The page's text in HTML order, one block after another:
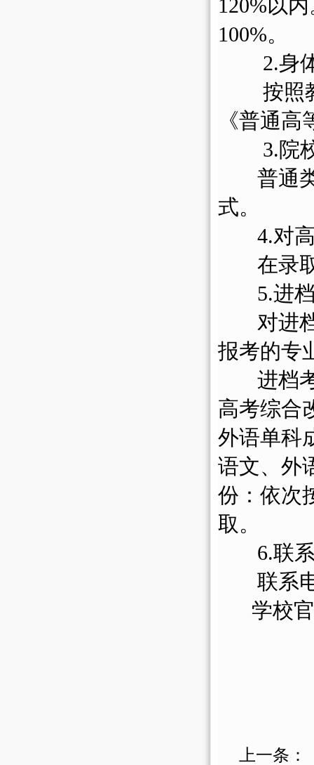
120%以
100%。
2.身
按照
《普通
3.院
普通
式。
4.对高
在录取
5.进档
对进档
报考的专
进档
高考综合
外语单科
语文、外
份： 依次
取。
6.联
联系
学校官
上一条：